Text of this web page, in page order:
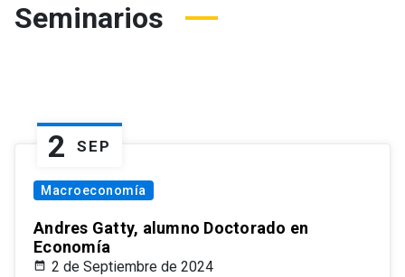
Seminarios
2 SEP
Macroeconomía
Andres Gatty, alumno Doctorado en
Economía
2 de Septiembre de 2024